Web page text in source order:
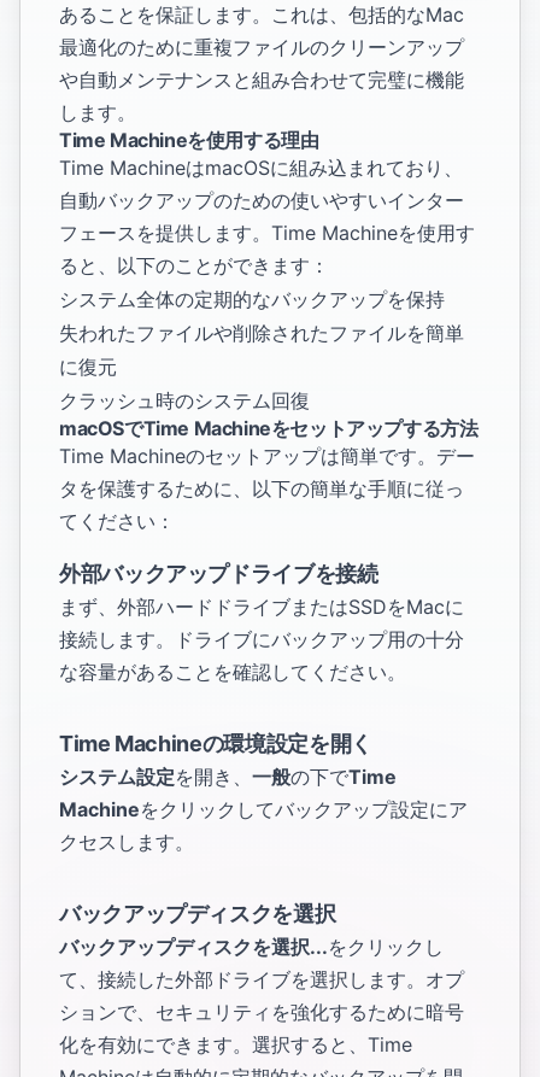
あることを保証します。これは、包括的なMac
最適化のために重複ファイルのクリーンアップ
や自動メンテナンス と組み合わせて完璧に機能
します。
Time Machineを使用する理由
Time MachineはmacOSに組み込まれており、
自動バックアップのための使いやすいインター
フェースを提供します。Time Machineを使用す
ると、以下のことができます：
システム全体の定期的なバックアップを保持
失われたファイルや削除されたファイルを簡単
に復元
クラッシュ時のシステム回復
macOSでTime Machineをセットアップする方法
Time Machineのセットアップは簡単です。デー
タを保護するために、以下の簡単な手順に従っ
てください：
外部バックアップドライブを接続
まず、外部ハードドライブまたはSSDをMacに
接続します。ドライブにバックアップ用の十分
な容量があることを確認してください。
Time Machineの環境設定を開く
システム設定を開き、 一般の下でTime
Machineをクリックしてバックアップ設定にア
クセスします。
バックアップディスクを選択
バックアップディスクを選択...をクリックし
て、接続した外部ドライブを選択します。オプ
ションで、セキュリティを強化するために暗号
化を有効にできます。選択すると、Time